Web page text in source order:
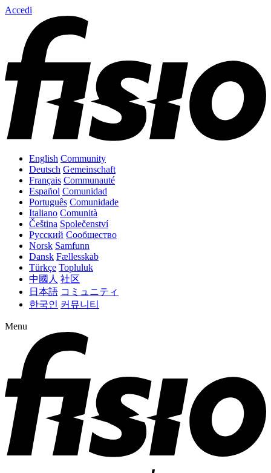
Accedi
English Community
Deutsch Gemeinschaft
Français Communauté
Español Comunidad
Português Comunidade
Italiano Comunità
Čeština Společenství
Русский Сообщество
Norsk Samfunn
Dansk Fællesskab
Türkçe Topluluk
中國人 社区
日本語 コミュニティ
한국인 커뮤니티
Menu